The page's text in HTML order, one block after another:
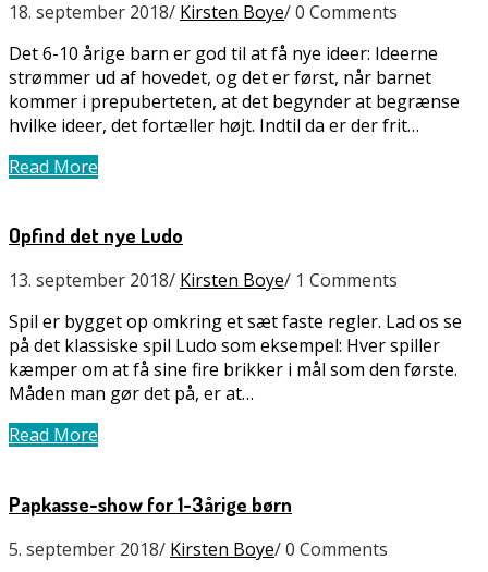
18. september 2018/ Kirsten Boye/0 Comments
Det 6-10 årige barn er god til at få nye ideer: Ideerne
strømmer ud af hovedet, og det er først, når barnet
kommer i prepuberteten, at det begynder at begrænse
hvilke ideer, det fortæller højt. Indtil da er der frit…
Read More
Opfind det nye Ludo
13. september 2018/ Kirsten Boye/ 1 Comments
Spil er bygget op omkring et sæt faste regler. Lad os se
på det klassiske spil Ludo som eksempel: Hver spiller
kæmper om at få sine fire brikker i mål som den første.
Måden man gør det på, er at…
Read More
Papkasse-show for 1-3årige børn
5. september 2018/ Kirsten Boye/0 Comments